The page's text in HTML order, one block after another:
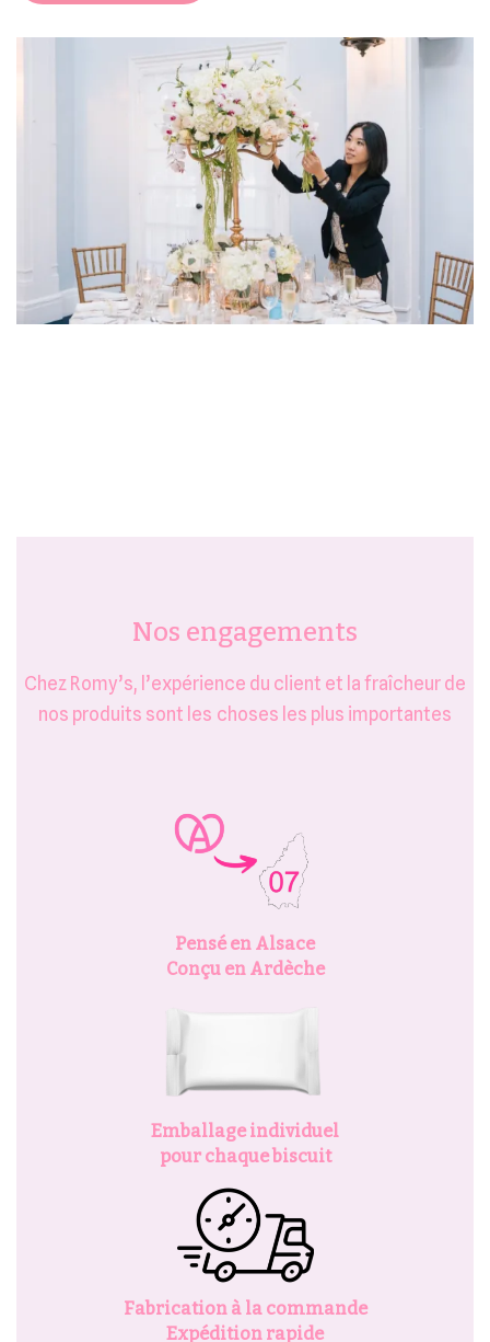
Nos engagements
Chez Romy’s, l’expérience du client et la fraîcheur de
nos produits sont les choses les plus importantes
Pensé en Alsace
Conçu en Ardèche
Emballage individuel
pour chaque biscuit
Fabrication à la commande
Expédition rapide